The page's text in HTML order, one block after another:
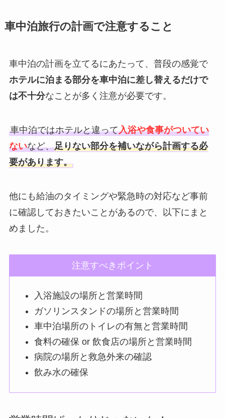
車中泊旅行の計画で注意すること
車中泊の計画を立てるにあたって、普段の感覚で
ホテルに泊まる部分を車中泊に差し替えるだけで
は不十分なことが多く注意が必要です。
車中泊ではホテルと違って入浴や食事がついてい
ないなど、足りない部分を補いながら計画する必
要があります。
他にも給油のタイミングや緊急時の対応など事前
に確認しておきたいことがあるので、以下にまと
めました。
注意すべきポイント
入浴施設の場所と営業時間
ガソリンスタンドの場所と営業時間
車中泊場所のトイレの有無と営業時間
食料の確保 or 飲食店の場所と営業時間
病院の場所と救急外来の確認
飲み水の確保